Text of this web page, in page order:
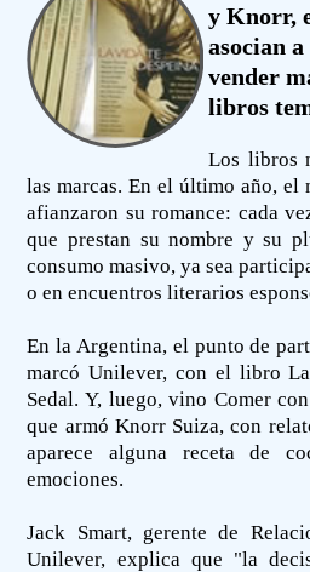
y Knorr,
asocian
vender
libros
Los libros
las marcas. En el último año,
afianzaron su romance: cada
que prestan su nombre y su
consumo masivo, ya sea
o en encuentros literarios
En la Argentina, el punto de
marcó Unilever, con el libro
Sedal. Y, luego, vino Comer
que armó Knorr Suiza, con
aparece alguna receta de
emociones.
Jack Smart, gerente de
Unilever, explica que "la